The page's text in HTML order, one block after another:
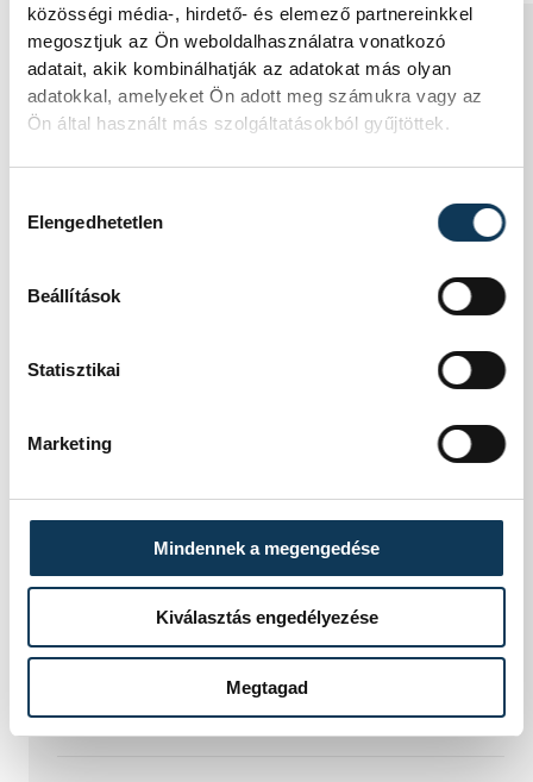
közösségi média-, hirdető- és elemező partnereinkkel
megosztjuk az Ön weboldalhasználatra vonatkozó
adatait, akik kombinálhatják az adatokat más olyan
adatokkal, amelyeket Ön adott meg számukra vagy az
Ön által használt más szolgáltatásokból gyűjtöttek.
Elengedhetetlen
Beállítások
Statisztikai
Marketing
Mindennek a megengedése
Kiválasztás engedélyezése
Megtagad
KÖZÉLET
Baka Andrást jelöli
államfőnek a Tisza
parlamenti frakciója
Baka Andrást, a Legfelsőbb Bíróság
elnöknek a Tisza párt parlamenti
frakciója.
Egy furcsa halkonzerv lett
az Év Strandétele -
mutatjuk!
A Balatoni Kör idén tizenkettedik
alkalommal hirdette meg az év
strandétele versenyt, amelyre minden
eddiginél több, 22 vendéglátóhely 44
étellel indult. Egy fonyódi hely nyert...